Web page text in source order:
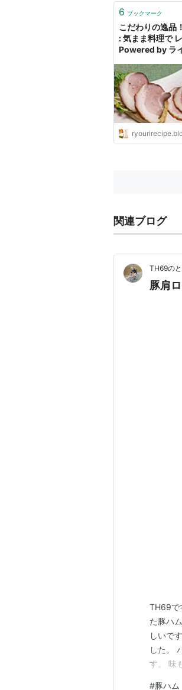
6 ブックマーク
こだわりの逸品
: 気まま料理で
Powered by ラ
関連ブログ
TH69の
豚肩
TH69で
た豚ハ
しいで
した。
す。 味
#豚ハム